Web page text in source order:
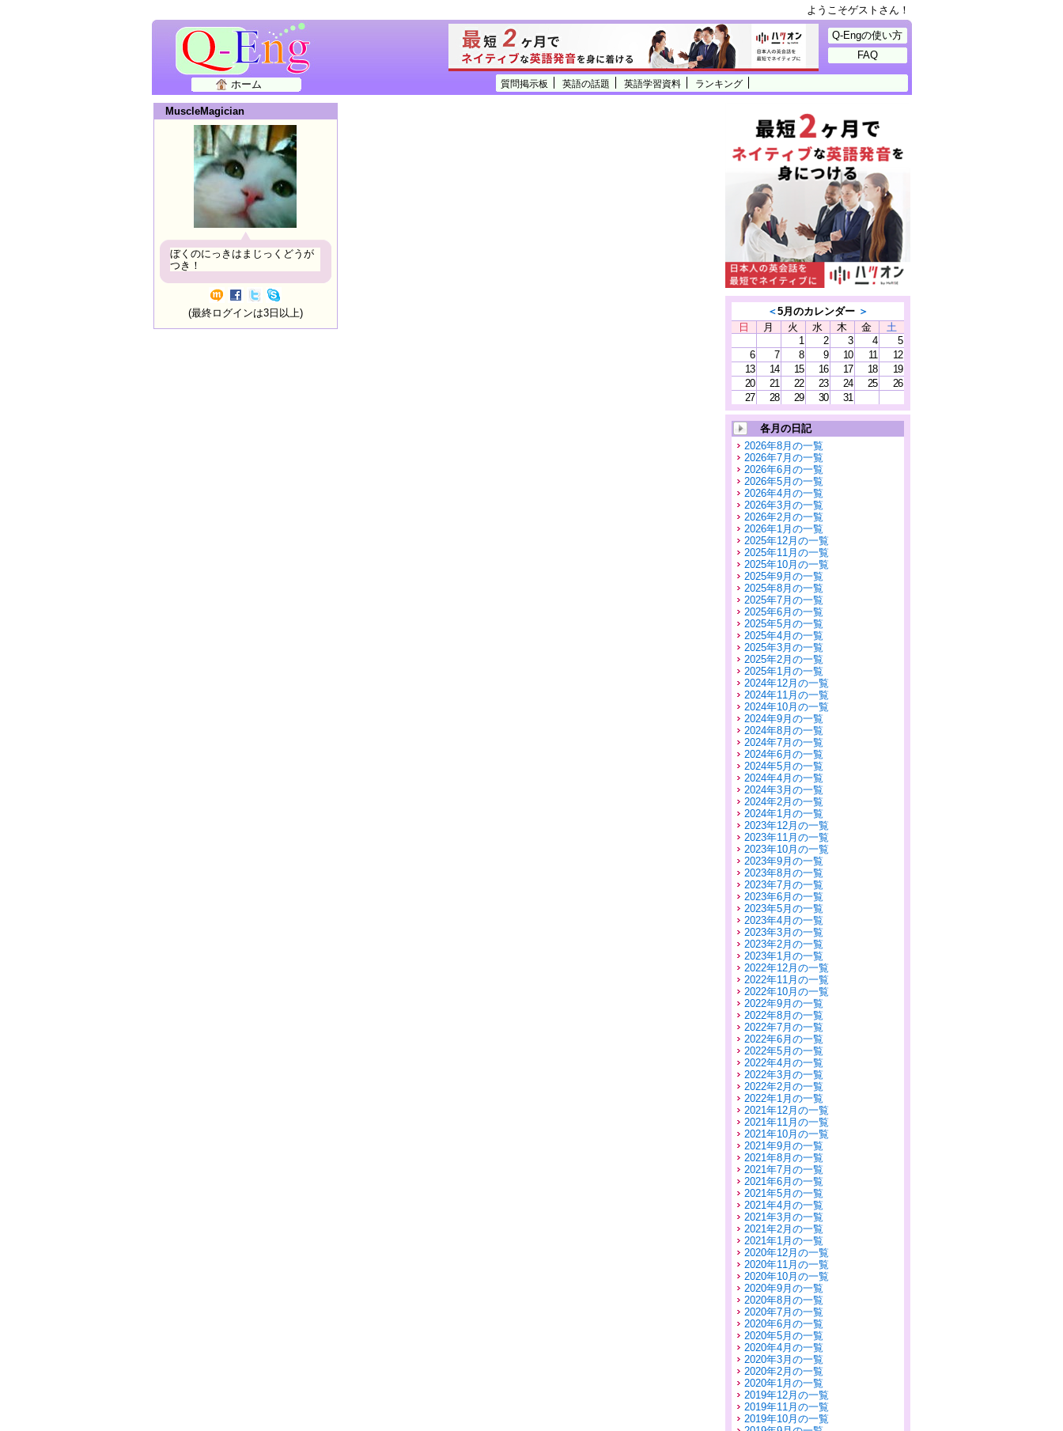
ようこそゲストさん！
質問掲示板 英語の話題 英語学習資料 ランキング
ホーム
Q-Engの使い方
FAQ
MuscleMagician
ぼくのにっきはまじっくどうが
つき！
(最終ログインは3日以上) ＜5月のカレンダー ＞
日
月 火 水 木 金
土
1
2 3 4
5
6
7 8 9 10 11
12
13
14 15 16 17 18
19
20
21 22 23 24 25
26
27
28 29 30 31
各月の日記
2026年8月の一覧
2026年7月の一覧
2026年6月の一覧
2026年5月の一覧
2026年4月の一覧
2026年3月の一覧
2026年2月の一覧
2026年1月の一覧
2025年12月の一覧
2025年11月の一覧
2025年10月の一覧
2025年9月の一覧
2025年8月の一覧
2025年7月の一覧
2025年6月の一覧
2025年5月の一覧
2025年4月の一覧
2025年3月の一覧
2025年2月の一覧
2025年1月の一覧
2024年12月の一覧
2024年11月の一覧
2024年10月の一覧
2024年9月の一覧
2024年8月の一覧
2024年7月の一覧
2024年6月の一覧
2024年5月の一覧
2024年4月の一覧
2024年3月の一覧
2024年2月の一覧
2024年1月の一覧
2023年12月の一覧
2023年11月の一覧
2023年10月の一覧
2023年9月の一覧
2023年8月の一覧
2023年7月の一覧
2023年6月の一覧
2023年5月の一覧
2023年4月の一覧
2023年3月の一覧
2023年2月の一覧
2023年1月の一覧
2022年12月の一覧
2022年11月の一覧
2022年10月の一覧
2022年9月の一覧
2022年8月の一覧
2022年7月の一覧
2022年6月の一覧
2022年5月の一覧
2022年4月の一覧
2022年3月の一覧
2022年2月の一覧
2022年1月の一覧
2021年12月の一覧
2021年11月の一覧
2021年10月の一覧
2021年9月の一覧
2021年8月の一覧
2021年7月の一覧
2021年6月の一覧
2021年5月の一覧
2021年4月の一覧
2021年3月の一覧
2021年2月の一覧
2021年1月の一覧
2020年12月の一覧
2020年11月の一覧
2020年10月の一覧
2020年9月の一覧
2020年8月の一覧
2020年7月の一覧
2020年6月の一覧
2020年5月の一覧
2020年4月の一覧
2020年3月の一覧
2020年2月の一覧
2020年1月の一覧
2019年12月の一覧
2019年11月の一覧
2019年10月の一覧